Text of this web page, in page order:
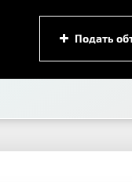
Подать